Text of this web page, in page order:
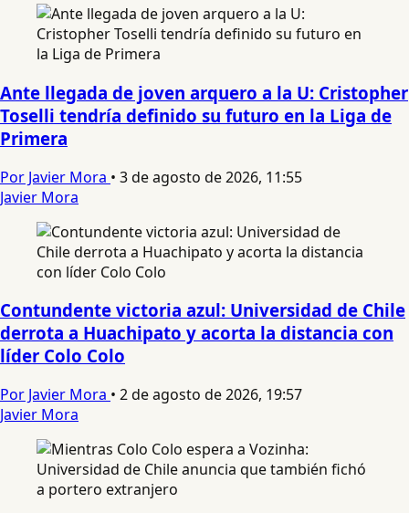
Ante llegada de joven arquero a la U: Cristopher
Toselli tendría definido su futuro en la Liga de
Primera
Por Javier Mora • 3 de agosto de 2026, 11:55
Javier Mora
Contundente victoria azul: Universidad de Chile
derrota a Huachipato y acorta la distancia con
líder Colo Colo
Por Javier Mora • 2 de agosto de 2026, 19:57
Javier Mora